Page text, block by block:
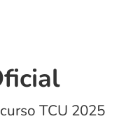
TCU 2025